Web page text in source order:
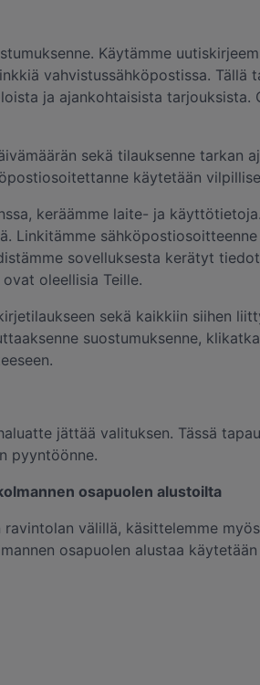
Käytämme
vahvistussähköpostissa.
ja ajankohtaisista
sekä tilauksenne
käytetään
keräämme laite- ja
Linkitämme
sovelluksesta kerätyt
oleellisia Teille.
sekä kaikkiin siihen
suostumuksenne,
jättää valituksen. Tässä
pyyntöönne.
osapuolen alustoilta
välillä, käsittelemme
osapuolen alustaa